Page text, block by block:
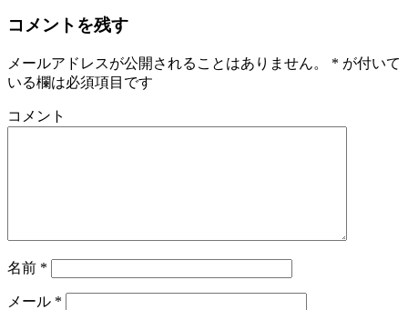
コメントを残す
メールアドレスが公開されることはありません。 * が付いて
いる欄は必須項目です
コメント
名前 *
メール *